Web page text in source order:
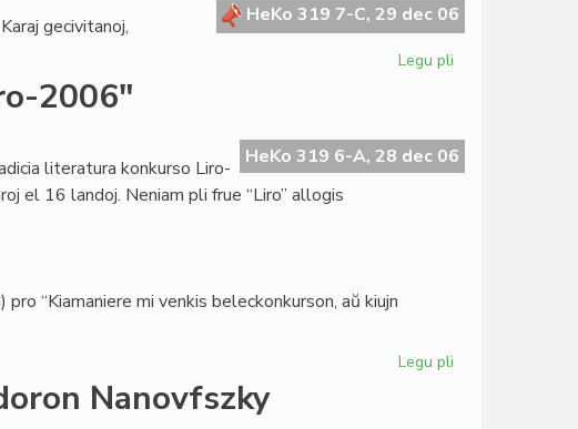
2009
okazos
HeKo 319 7-C, 29 dec 06
gecivitanoj,
Legu pli
la
Togolanda
2006"
HeKo 319 6-A, 28 dec 06
literatura konkurso Liro-
el 16 landoj. Neniam pli frue “Liro” allogis
“Kiamaniere mi venkis beleckonkurson, aŭ kiujn
Legu pli
Nanovfszky